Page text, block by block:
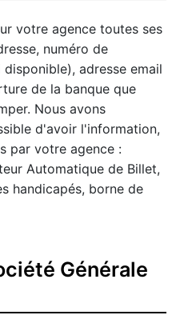
votre agence toutes ses
numéro de
adresse email
de la banque que
Nous avons
d'avoir l'information,
par votre agence :
Automatique de Billet,
handicapés, borne de
Générale